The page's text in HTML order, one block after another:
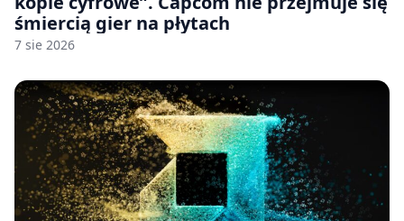
śmiercią gier na płytach
7 sie 2026